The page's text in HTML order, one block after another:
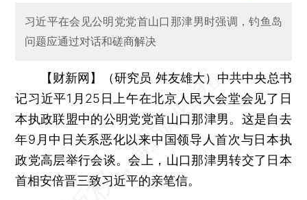
习近平在会见公明党党首山口那津男时强调，钓鱼岛
问题应通过对话和磋商解决
【财新网】（研究员 舛友雄大） 中共中央总书
记习近平1月25日上午在北京人民大会堂会见了日
本执政联盟中的公明党党首山口那津男。这是自去
年9月中日关系恶化以来中国领导人首次与日本执
政党高层举行会谈。会上，山口那津男转交了日本
首相安倍晋三致习近平的亲笔信。